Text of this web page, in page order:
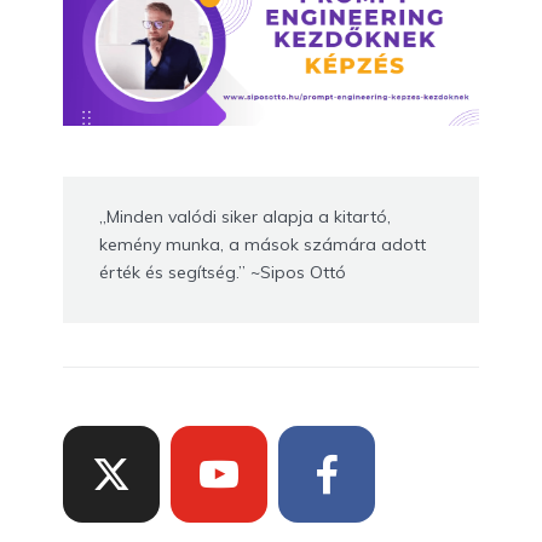
„Minden valódi siker alapja a kitartó,
kemény munka, a mások számára adott
érték és segítség.” ~Sipos Ottó